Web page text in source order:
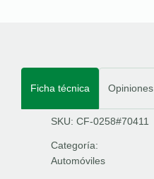
Ficha técnica Opiniones
SKU: CF-0258#70411
Categoría:
Automóviles